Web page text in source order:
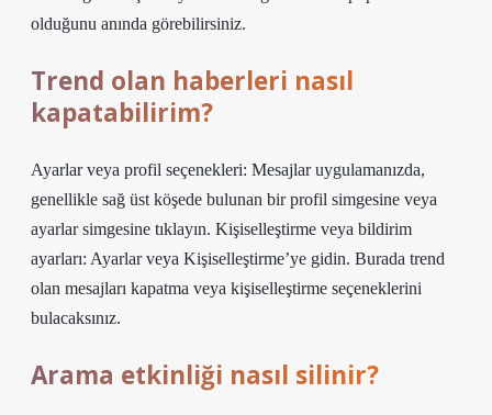
olduğunu anında görebilirsiniz.
Trend olan haberleri nasıl
kapatabilirim?
Ayarlar veya profil seçenekleri: Mesajlar uygulamanızda,
genellikle sağ üst köşede bulunan bir profil simgesine veya
ayarlar simgesine tıklayın. Kişiselleştirme veya bildirim
ayarları: Ayarlar veya Kişiselleştirme’ye gidin. Burada trend
olan mesajları kapatma veya kişiselleştirme seçeneklerini
bulacaksınız.
Arama etkinliği nasıl silinir?